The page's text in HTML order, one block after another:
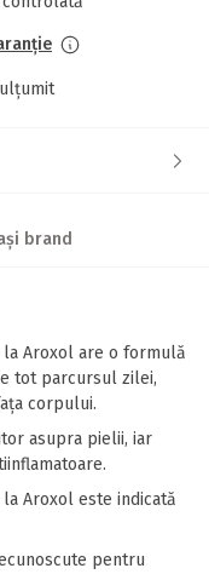
brand
Aroxol are o formulă
tot parcursul zilei,
corpului.
asupra pielii, iar
Aroxol este indicată
pentru